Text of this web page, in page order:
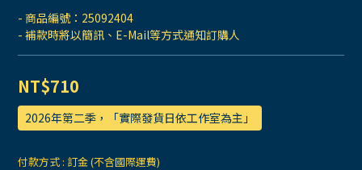
- 商品編號：25092404
- 補款時將以簡訊、E-Mail等方式通知訂購人
NT$710
2026年第二季，「實際發貨日依工作室為主」
付款方式 : 訂金 (不含國際運費)